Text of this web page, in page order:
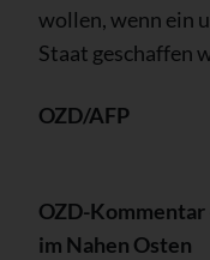
wollen, wenn ein
Staat geschaffen
OZD/AFP
OZD-Kommentar
im Nahen Osten